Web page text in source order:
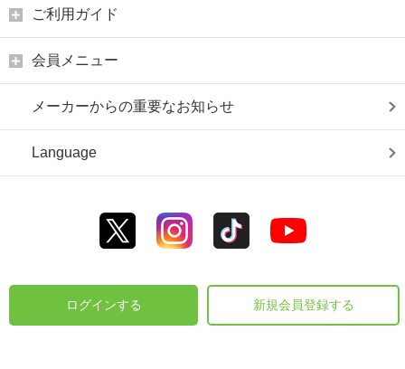
ご利用ガイド
会員メニュー
メーカーからの重要なお知らせ
Language
ログインする 新規会員登録する